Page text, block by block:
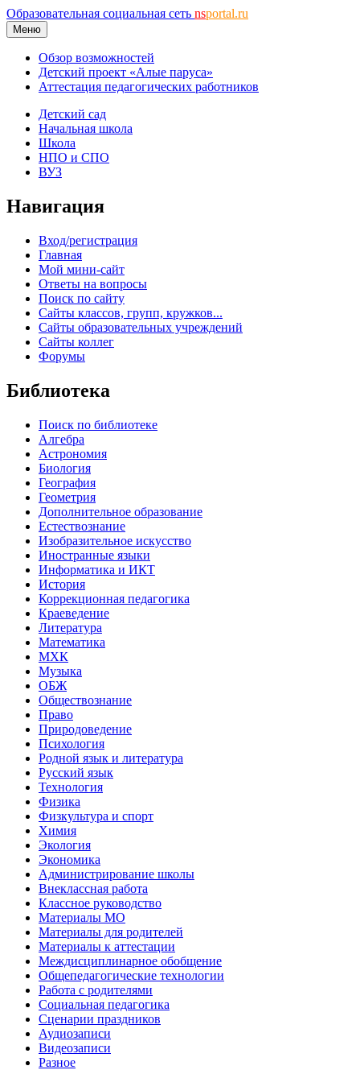
Образовательная социальная сеть nsportal.ru
Меню
Обзор возможностей
Детский проект «Алые паруса»
Аттестация педагогических работников
Детский сад
Начальная школа
Школа
НПО и СПО
ВУЗ
Навигация
Вход/регистрация
Главная
Мой мини-сайт
Ответы на вопросы
Поиск по сайту
Сайты классов, групп, кружков...
Сайты образовательных учреждений
Сайты коллег
Форумы
Библиотека
Поиск по библиотеке
Алгебра
Астрономия
Биология
География
Геометрия
Дополнительное образование
Естествознание
Изобразительное искусство
Иностранные языки
Информатика и ИКТ
История
Коррекционная педагогика
Краеведение
Литература
Математика
МХК
Музыка
ОБЖ
Обществознание
Право
Природоведение
Психология
Родной язык и литература
Русский язык
Технология
Физика
Физкультура и спорт
Химия
Экология
Экономика
Администрирование школы
Внеклассная работа
Классное руководство
Материалы МО
Материалы для родителей
Материалы к аттестации
Междисциплинарное обобщение
Общепедагогические технологии
Работа с родителями
Социальная педагогика
Сценарии праздников
Аудиозаписи
Видеозаписи
Разное